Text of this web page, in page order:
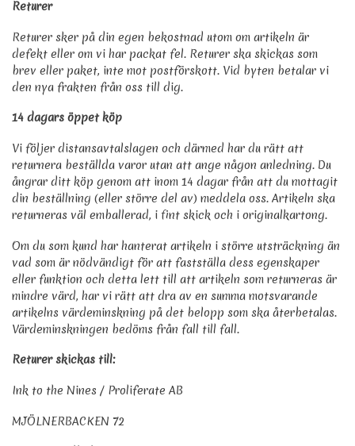
Returer
Returer sker på din egen bekostnad utom om artikeln är
defekt eller om vi har packat fel. Returer ska skickas som
brev eller paket, inte mot postförskott. Vid byten betalar vi
den nya frakten från oss till dig.
14 dagars öppet köp
Vi följer distansavtalslagen och därmed har du rätt att
returnera beställda varor utan att ange någon anledning. Du
ångrar ditt köp genom att inom 14 dagar från att du mottagit
din beställning (eller större del av) meddela oss. Artikeln ska
returneras väl emballerad, i fint skick och i originalkartong.
Om du som kund har hanterat artikeln i större utsträckning än
vad som är nödvändigt för att fastställa dess egenskaper
eller funktion och detta lett till att artikeln som returneras är
mindre värd, har vi rätt att dra av en summa motsvarande
artikelns värdeminskning på det belopp som ska återbetalas.
Värdeminskningen bedöms från fall till fall.
Returer skickas till:
Ink to the Nines / Proliferate AB
MJÖLNERBACKEN 72